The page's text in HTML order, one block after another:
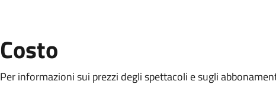
Costo
Per informazioni sui prezzi degli spettacoli e sugli